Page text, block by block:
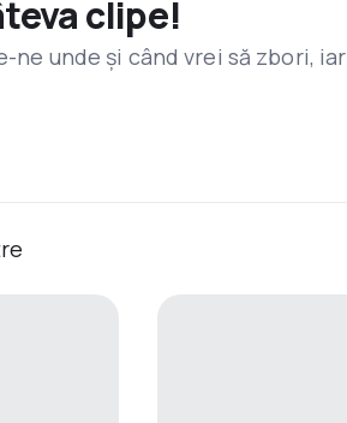
clipe!
ne unde și când vrei să zbori, iar